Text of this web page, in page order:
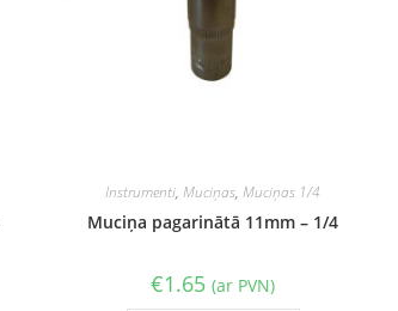
Instrumenti,Muciņas,Muciņas 1/4
Muciņa pagarinātā 11mm – 1/4
€1.65 (ar PVN)